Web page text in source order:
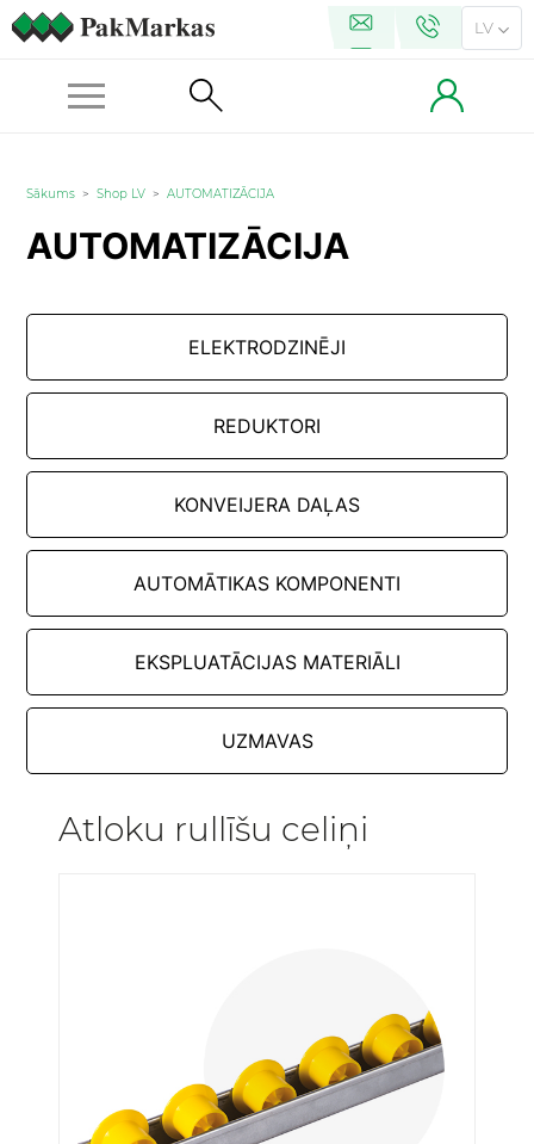
LV
Sākums >Shop LV >AUTOMATIZĀCIJA
AUTOMATIZĀCIJA
ELEKTRODZINĒJI
REDUKTORI
KONVEIJERA DAĻAS
AUTOMĀTIKAS KOMPONENTI
EKSPLUATĀCIJAS MATERIĀLI
UZMAVAS
Atloku rullīšu celiņi